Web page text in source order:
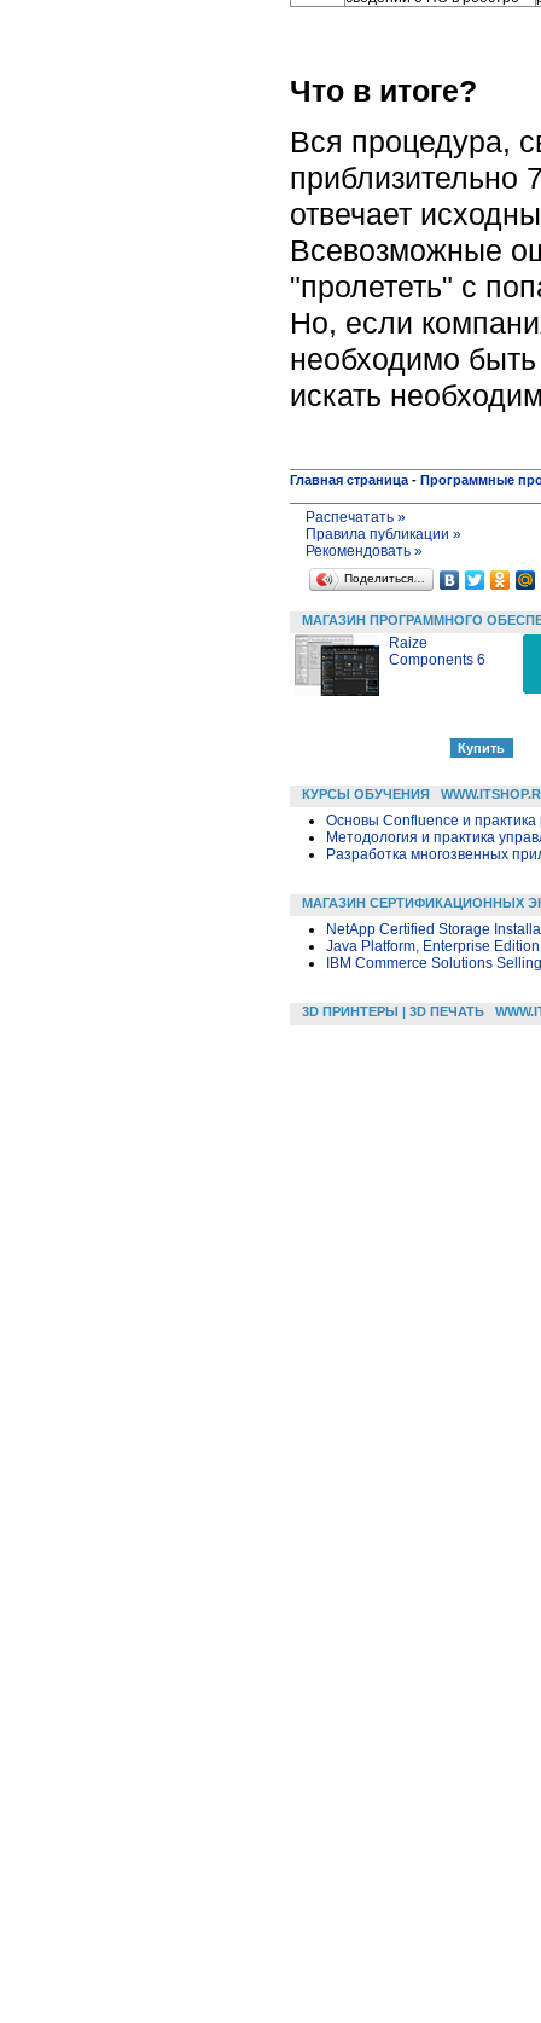
Что в итоге?
Вся процедура,
приблизительно
отвечает
Всевозможные
"пролететь" с
Но, если
необходимо быть
искать
Главная страница - Программные
Распечатать »
Правила публикации »
Рекомендовать »
Поделиться…
МАГАЗИН ПРОГРАММНОГО
Raize
Components 6
КУРСЫ ОБУЧЕНИЯ
Основы Confluence и
Методология и практика
Разработка многозвенных
МАГАЗИН СЕРТИФИКАЦИОННЫХ
NetApp Certified Storage
Java Platform, Enterprise
IBM Commerce Solutions
3D ПРИНТЕРЫ | 3D ПЕЧАТЬ